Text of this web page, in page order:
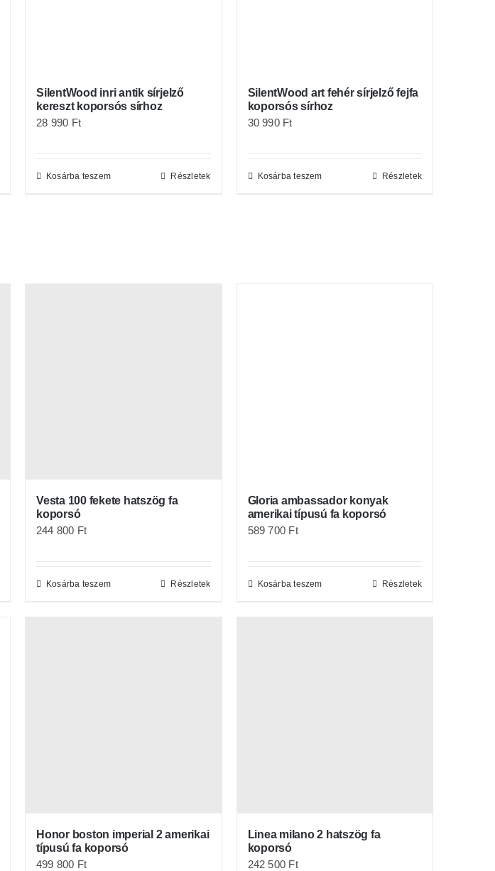
SilentWood inri antik sírjelző
kereszt koporsós sírhoz
28 990 Ft
Kosárba teszem Részletek
SilentWood art fehér sírjelző fejfa
koporsós sírhoz
30 990 Ft
Kosárba teszem Részletek
Vesta 100 fekete hatszög fa
koporsó
244 800 Ft
Kosárba teszem Részletek
Gloria ambassador konyak
amerikai típusú fa koporsó
589 700 Ft
Kosárba teszem Részletek
Honor boston imperial 2 amerikai
típusú fa koporsó
499 800 Ft
Linea milano 2 hatszög fa
koporsó
242 500 Ft